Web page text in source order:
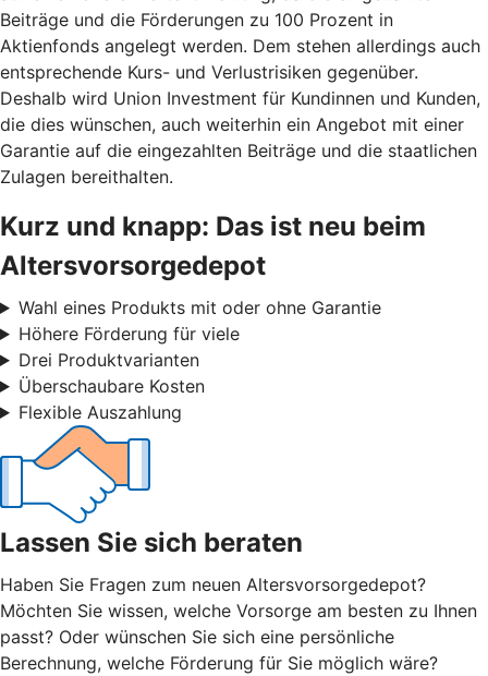
Beiträge und die Förderungen zu 100 Prozent in
Aktienfonds angelegt werden. Dem stehen allerdings auch
entsprechende Kurs- und Verlustrisiken gegenüber.
Deshalb wird Union Investment für Kundinnen und Kunden,
die dies wünschen, auch weiterhin ein Angebot mit einer
Garantie auf die eingezahlten Beiträge und die staatlichen
Zulagen bereithalten.
Kurz und knapp: Das ist neu beim
Altersvorsorgedepot
Wahl eines Produkts mit oder ohne Garantie
Höhere Förderung für viele
Drei Produktvarianten
Überschaubare Kosten
Flexible Auszahlung
Lassen Sie sich beraten
Haben Sie Fragen zum neuen Altersvorsorgedepot?
Möchten Sie wissen, welche Vorsorge am besten zu Ihnen
passt? Oder wünschen Sie sich eine persönliche
Berechnung, welche Förderung für Sie möglich wäre?